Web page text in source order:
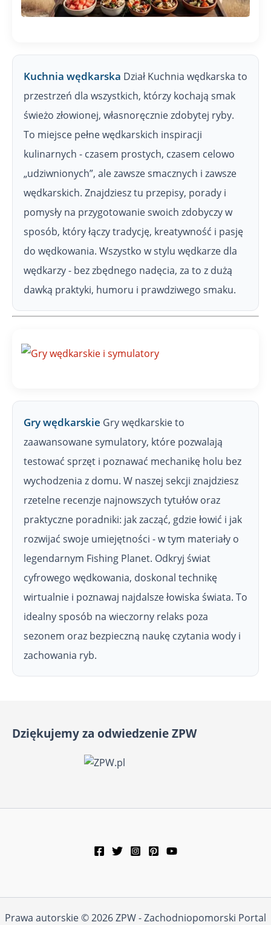
Kuchnia wędkarska Dział Kuchnia wędkarska to
przestrzeń dla wszystkich, którzy kochają smak
świeżo złowionej, własnoręcznie zdobytej ryby.
To miejsce pełne wędkarskich inspiracji
kulinarnych - czasem prostych, czasem celowo
„udziwnionych”, ale zawsze smacznych i zawsze
wędkarskich. Znajdziesz tu przepisy, porady i
pomysły na przygotowanie swoich zdobyczy w
sposób, który łączy tradycję, kreatywność i pasję
do wędkowania. Wszystko w stylu wędkarze dla
wędkarzy - bez zbędnego nadęcia, za to z dużą
dawką praktyki, humoru i prawdziwego smaku.
Gry wędkarskie Gry wędkarskie to
zaawansowane symulatory, które pozwalają
testować sprzęt i poznawać mechanikę holu bez
wychodzenia z domu. W naszej sekcji znajdziesz
rzetelne recenzje najnowszych tytułów oraz
praktyczne poradniki: jak zacząć, gdzie łowić i jak
rozwijać swoje umiejętności - w tym materiały o
legendarnym Fishing Planet. Odkryj świat
cyfrowego wędkowania, doskonal technikę
wirtualnie i poznawaj najdalsze łowiska świata. To
idealny sposób na wieczorny relaks poza
sezonem oraz bezpieczną naukę czytania wody i
zachowania ryb.
Dziękujemy za odwiedzenie ZPW
Prawa autorskie © 2026 ZPW - Zachodniopomorski Portal